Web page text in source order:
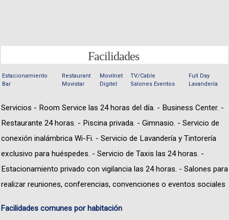
Facilidades
Estacionamiento
Bar
Restaurant
Movistar
Movilnet
Digitel
TV/Cable
Salones Eventos
Full Day
Lavandería
Servicios - Room Service las 24 horas del día. - Business Center. -
Restaurante 24 horas. - Piscina privada. - Gimnasio. - Servicio de
conexión inalámbrica Wi-Fi. - Servicio de Lavandería y Tintorería
exclusivo para huéspedes. - Servicio de Taxis las 24 horas. -
Estacionamiento privado con vigilancia las 24 horas. - Salones para
realizar reuniones, conferencias, convenciones o eventos sociales
Facilidades comunes por habitación